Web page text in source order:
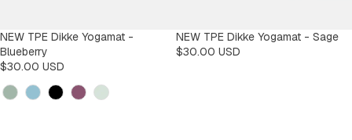
NEW TPE Dikke Yogamat -
Blueberry
$30.00 USD
Kleur
NEW TPE Dikke Yogamat - Sage
$30.00 USD